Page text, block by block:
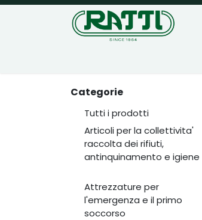
Categorie
Tutti i prodotti
Articoli per la collettivita'
raccolta dei rifiuti,
antinquinamento e igiene
Attrezzature per
l'emergenza e il primo
soccorso